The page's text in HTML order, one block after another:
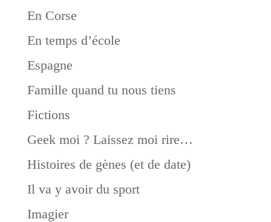
En Corse
En temps d’école
Espagne
Famille quand tu nous tiens
Fictions
Geek moi ? Laissez moi rire…
Histoires de gènes (et de date)
Il va y avoir du sport
Imagier